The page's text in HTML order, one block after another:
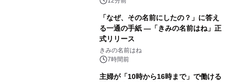
「なぜ、その名前にしたの？」に答え
る一通の手紙 ―「きみの名前はね」正
式リリース
きみの名前はね
7時間前
主婦が「10時から16時まで」で働ける